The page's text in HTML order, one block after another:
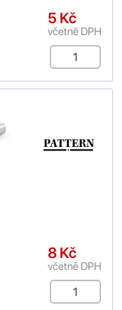
5 Kč
včetně DPH
8 Kč
včetně DPH